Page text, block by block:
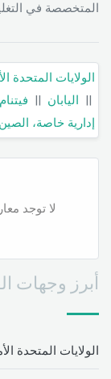
المتخصصة في
الولايات المتحدة
|| اليابان || فيتنام
إدارية خاصة، الصين
لا توجد
أبرز وجهات
الولايات المتحدة